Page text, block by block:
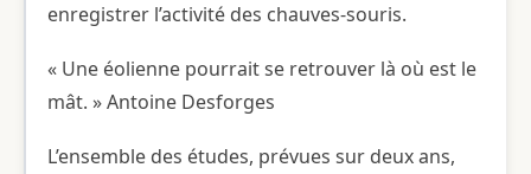
enregistrer l’activité des chauves-souris.
« Une éolienne pourrait se retrouver là où est le
mât. » Antoine Desforges
L’ensemble des études, prévues sur deux ans,